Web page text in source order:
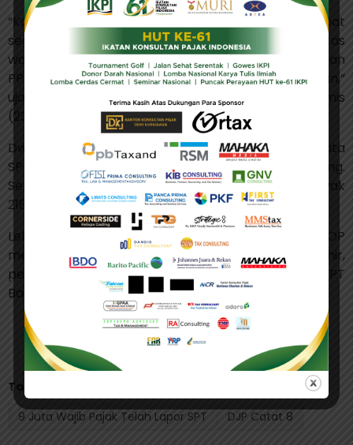
“Kami mengimbau seluruh wajib pajak agar dapat
segera melaporkan SPT Tahunan sesuai dengan batas
waktu pelaporan, yaitu 31 Maret untuk SPT Tahunan
PPh OP dan 30 April untuk SPT Tahunan PPh Badan,”
ujar Dwi seperti dikutip dari Kontan.co.id, Kamis
(23/3/2023).
Dwi merinci, sebanyak 12.000 SPT Badan dan 7,78 juta
SPT OP menggunakan pelaporan melalui e-filing.
Sementara pelaporan melalui e-form sebanyak
218.000 SPT Badan dan 643.000 SPT OP.
Lebih lanjut, sebanyak 159 SPT Badan dan 2.839 SPT OP
menggunakan pelaporan melalui e-SPT. Dan terakhir,
pelaporan secara manual terdiri dari 40.000 SPT
Badan dan 197.000 SPT OP. (bl)
Tag Terkait:
9 Juta Wajib Pajak Telah Lapor SPT
DJP Catat 8